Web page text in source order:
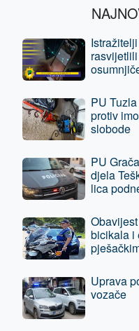
PU
protiv
slobode
PU
djela
lica
bicikala i
Uprava
vozače